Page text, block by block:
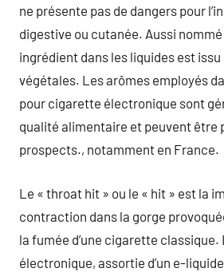
ne présente pas de dangers pour
digestive ou cutanée. Aussi
ingrédient dans les liquides est issu
végétales. Les arômes employés
pour cigarette électronique sont
qualité alimentaire et peuvent être
prospects., notamment en France.
Le « throat hit » ou le « hit » est la
contraction dans la gorge
la fumée d’une cigarette
électronique, assortie d’un e-